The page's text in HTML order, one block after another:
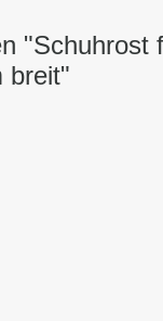
breit"